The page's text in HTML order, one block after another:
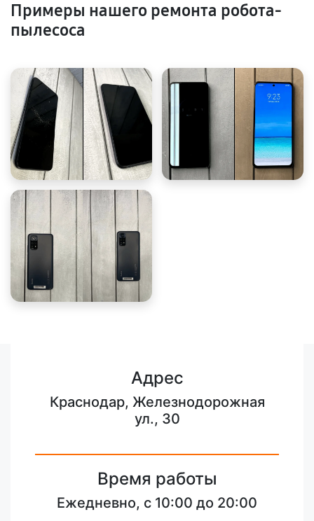
Примеры нашего ремонта робота-
пылесоса
Адрес
Краснодар, Железнодорожная
ул., 30
Время работы
Ежедневно, с 10:00 до 20:00